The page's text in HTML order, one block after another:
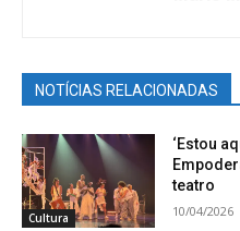
NOTÍCIAS RELACIONADAS
Cultura
‘Estou
teatro
10/04/2026